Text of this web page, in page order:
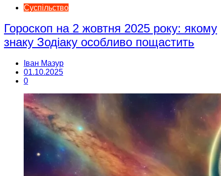
Суспільство
Гороскоп на 2 жовтня 2025 року: якому
знаку Зодіаку особливо пощастить
Іван Мазур
01.10.2025
0